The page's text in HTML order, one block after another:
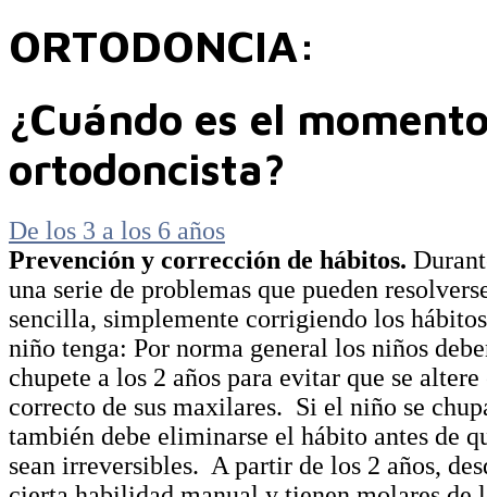
ORTODONCIA:
¿Cuándo es el
ortodoncista?
De los 3 a los 6 años
Prevención y corrección de hábitos.
una serie de problemas que pueden
sencilla, simplemente corrigiendo los
niño tenga: Por norma general los niños
chupete a los 2 años para evitar que se
correcto de sus maxilares. Si el niño se
también debe eliminarse el hábito antes de
sean irreversibles. A partir de los 2 años,